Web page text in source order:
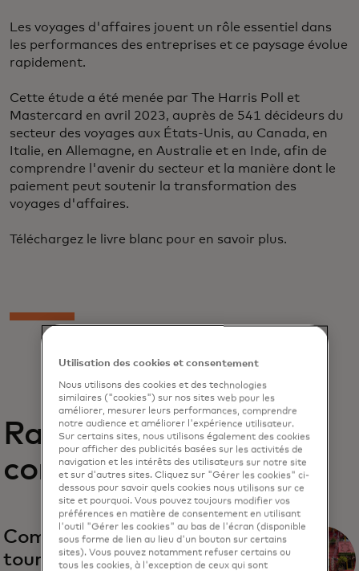
Les voyages d'affaires jouent un rôle essentiel dans
les performances des entreprises et ce paysage évolue
rapidement.
Cette étude a été menée par The Harris Poll et
Mastercard en avril 2023, auprès de 541 décideurs du
secteur des voyages aux États-Unis, au Canada, en
Italie, en Allemagne, en Australie et en Inde, afin de
comprendre l'avenir du secteur et la manière dont le
paiement peut soutenir la transformation des
voyages d'affaires.
Téléchargez le livre blanc pour en savoir plus.
Rapports
connexes
Comment rendre le
tourisme plus durable et
s’ouvre dans un nouvel onglet
Utilisation des cookies et consentement
Nous utilisons des cookies et des technologies
similaires ("cookies") sur nos sites web pour les
améliorer, mesurer leurs performances, comprendre
notre audience et améliorer l'expérience utilisateur.
Sur certains sites, nous utilisons également des cookies
pour afficher des publicités basées sur les activités de
navigation et les intérêts des utilisateurs sur notre site
et sur d'autres sites. Cliquez sur "Gérer les cookies" ci-
dessous pour savoir quels cookies nous utilisons sur ce
site et pourquoi. Vous pouvez toujours modifier vos
préférences en matière de consentement en utilisant
l'outil "Gérer les cookies" au bas de l'écran (disponible
sous forme de lien au lieu d'un bouton sur certains
sites). Vous pouvez notamment refuser certains ou
tous les cookies, à l'exception de ceux qui sont